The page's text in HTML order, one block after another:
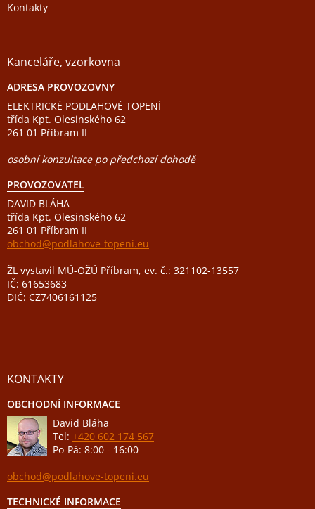
Kontakty
Kanceláře, vzorkovna
ADRESA PROVOZOVNY
ELEKTRICKÉ PODLAHOVÉ TOPENÍ
třída Kpt. Olesinského 62
261 01 Příbram II
osobní konzultace po předchozí dohodě
PROVOZOVATEL
DAVID BLÁHA
třída Kpt. Olesinského 62
261 01 Příbram II
obchod@podlahove-topeni.eu
ŽL vystavil MÚ-OŽÚ Příbram, ev. č.: 321102-13557
IČ: 61653683
DIČ: CZ7406161125
KONTAKTY
OBCHODNÍ INFORMACE
David Bláha
Tel: +420 602 174 567
Po-Pá: 8:00 - 16:00
obchod@podlahove-topeni.eu
TECHNICKÉ INFORMACE